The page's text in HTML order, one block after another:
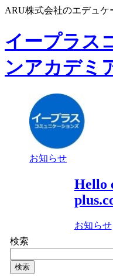
ARU株式会社のエデュケ
イープラス
ンアカデミ
お知らせ
Hello
お知らせ
検索
検索